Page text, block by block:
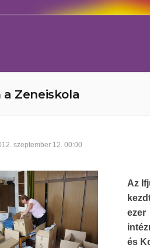
a Zeneiskola
szeptember 12. 00:00
Az
és